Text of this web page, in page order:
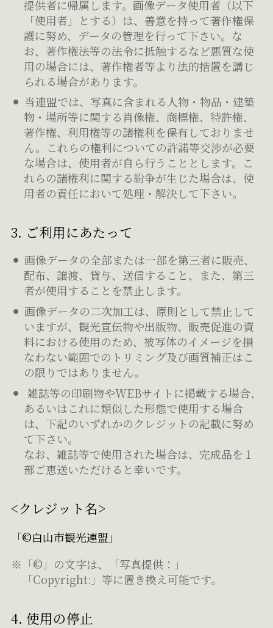
提供者に帰属します。画像データ使用者（以下
「使用者」とする）は、善意を持って著作権保
護に努め、データの管理を行って下さい。な
お、著作権法等の法令に抵触するなど悪質な使
用の場合には、著作権者等より法的措置を講じ
られる場合があります。
当連盟では、写真に含まれる人物・物品・建築
物・場所等に関する肖像権、商標権、特許権、
著作権、利用権等の諸権利を保有しておりませ
ん。これらの権利についての許諾等交渉が必要
な場合は、使用者が自ら行うこととします。こ
れらの諸権利に関する紛争が生じた場合は、使
用者の責任において処理・解決して下さい。
3. ご利用にあたって
画像データの全部または一部を第三者に販売、
配布、譲渡、貸与、送信すること、また、第三
者が使用することを禁止します。
画像データの二次加工は、原則として禁止して
いますが、観光宣伝物や出版物、販売促進の資
料における使用のため、被写体のイメージを損
なわない範囲でのトリミング及び画質補正はこ
の限りではありません。
雑誌等の印刷物やWEBサイトに掲載する場合、
あるいはこれに類似した形態で使用する場合
は、下記のいずれかのクレジットの記載に努め
て下さい。
なお、雑誌等で使用された場合は、完成品を１
部ご恵送いただけると幸いです。
<クレジット名>
「©白山市観光連盟」
※「©」の文字は、「写真提供：」
「Copyright:」等に置き換え可能です。
4. 使用の停止